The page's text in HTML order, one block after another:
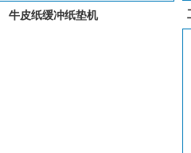
牛皮纸缓冲纸垫机